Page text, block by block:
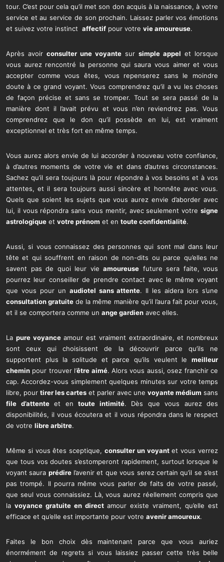
tour. C’est pour cela qu’il met son don acquis à la naissance, à votre
service et au service de son prochain. Laissez parler vos émotions
et suivez votre instinct affectif pour votre vie amoureuse.
Après avoir consulter une voyante sur simple appel et lorsque
vous aurez rencontré la personne qui saura vous aimer et vous
accepter comme vous êtes, vous repenserez sans le moindre
doute à ce grand voyant. Vous comprendrez qu’il a vu les choses
de façon précise et sans se tromper. Tout se sera passé de la
manière dont il l’avait prévu et vous n’en reviendrez pas. Vous
comprendrez que le don qu’il possède en lui, est vraiment
exceptionnel et très fort en même temps.
Vous aurez alors envie de lui accorder à nouveau votre confiance,
à d’autres moments de votre vie et dans d’autres circonstances.
Sachez qu’il sera toujours là pour répondre à vos besoins et à vos
attentes, et il sera toujours aussi sincère et honnête avec vous.
Quels que soient les sujets que vous aurez envie d’aborder avec
lui, il vous répondra sans vous mentir, avec seulement votre signe
astrologique et votre prénom et en toute confidentialité.
Aussi, si vous connaissez des personnes qui sont mal dans leur
tête et qui souffrent en raison de non-dits ou parce qu’elles ne
savent pas de quoi leur vie amoureuse future sera faite, vous
pourrez leur conseiller de prendre contact avec le même voyant
que vous pour un audiotel sans attente. Il les aidera lors s’une
consultation gratuite de la même manière qu’il l’aura fait pour vous,
et il se comportera comme un ange gardien avec elles.
La pure voyanceamour est vraiment extraordinaire, et nombreux
sont ceux qui choisissent de la découvrir parce qu’ils ne
supportent plus la solitude et parce qu’ils veulent le meilleur
chemin pour trouver l’être aimé. Alors vous aussi, osez franchir ce
cap. Accordez-vous simplement quelques minutes sur votre temps
libre, pour tirer les cartes et parler avec une voyante médium sans
file d’attenteet en toute intimité. Dès que vous aurez des
disponibilités, il vous écoutera et il vous répondra dans le respect
de votre libre arbitre.
Même si vous êtes sceptique, consulter un voyantet vous verrez
que tous vos doutes s’estomperont rapidement, surtout lorsque le
voyant saura prédirel’avenir et que vous serez certain qu’il se s’est
pas trompé. Il pourra même vous parler de faits de votre passé,
que seul vous connaissiez. Là, vous aurez réellement compris que
la voyance gratuite en directamour existe vraiment, qu’elle est
efficace et qu’elle est importante pour votre avenir amoureux.
Faites le bon choix dès maintenant parce que vous auriez
énormément de regrets si vous laissiez passer cette très belle